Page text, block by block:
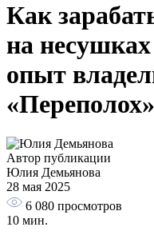
Как
на
опыт
«Переполох»
Автор публикации
Юлия Демьянова
28 мая 2025
6 080 просмотров
10 мин.